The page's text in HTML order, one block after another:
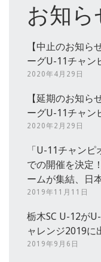
お知ら
【中止のお知ら
ーグU-11チャン
2020年4月29日
【延期のお知ら
ーグU-11チャン
2020年2月29日
「U-11チャン
での開催を決定
ームが集結、日
2019年11月11日
栃木SC U-12が
ャレンジ2019に
2019年9月6日